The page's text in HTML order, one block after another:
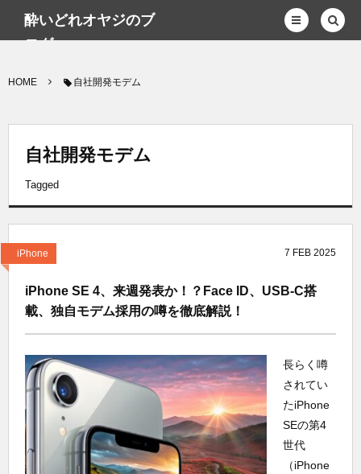
酔いどれオヤジのブ
ログwp
HOME 自社開発モデム
自社開発モデム
Tagged
iPhone 7 FEB 2025
iPhone SE 4、来週発表か！？Face ID、USB-C搭
載、独自モデム採用の噂を徹底解説！
長らく噂
されてい
たiPhone
SEの第4
世代
（iPhone